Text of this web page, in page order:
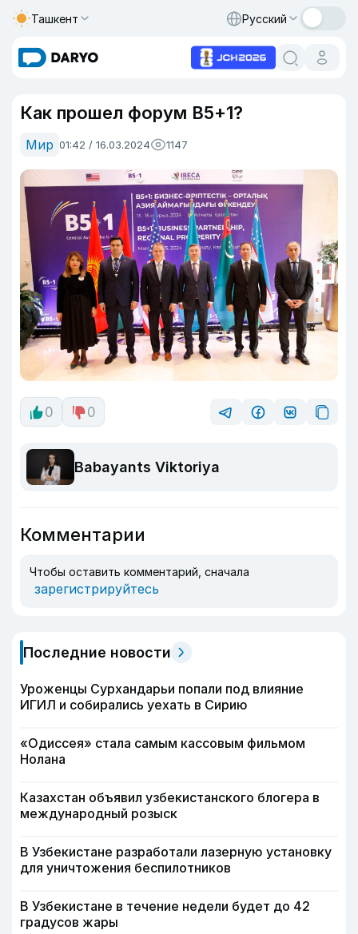
Ташкент Русский
Как прошел форум B5+1?
Мир 01:42 / 16.03.2024 1147
0 0
Babayants Viktoriya
Комментарии
Чтобы оставить комментарий, сначала
зарегистрируйтесь
Последние новости
Уроженцы Сурхандарьи попали под влияние
ИГИЛ и собирались уехать в Сирию
«Одиссея» стала самым кассовым фильмом
Нолана
Казахстан объявил узбекистанского блогера в
международный розыск
В Узбекистане разработали лазерную установку
для уничтожения беспилотников
В Узбекистане в течение недели будет до 42
градусов жары